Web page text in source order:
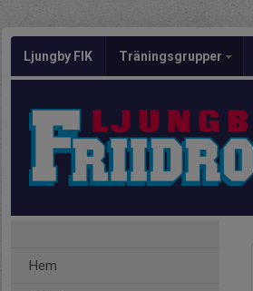
Ljungby FIK Träningsgrupper
Hem